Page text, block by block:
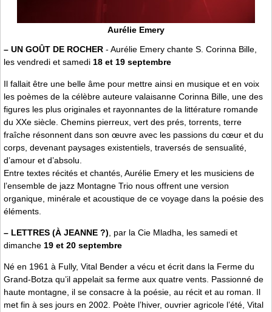
Aurélie Emery
– UN GOÛT DE ROCHER - Aurélie Emery chante S. Corinna Bille,
les vendredi et samedi 18 et 19 septembre
Il fallait être une belle âme pour mettre ainsi en musique et en voix
les poèmes de la célèbre auteure valaisanne Corinna Bille, une des
figures les plus originales et rayonnantes de la littérature romande
du XXe siècle. Chemins pierreux, vert des prés, torrents, terre
fraîche résonnent dans son œuvre avec les passions du cœur et du
corps, devenant paysages existentiels, traversés de sensualité,
d’amour et d’absolu.
Entre textes récités et chantés, Aurélie Emery et les musiciens de
l’ensemble de jazz Montagne Trio nous offrent une version
organique, minérale et acoustique de ce voyage dans la poésie des
éléments.
– LETTRES (À JEANNE ?) , par la Cie Mladha, les samedi et
dimanche 19 et 20 septembre
Né en 1961 à Fully, Vital Bender a vécu et écrit dans la Ferme du
Grand-Botza qu’il appelait sa ferme aux quatre vents. Passionné de
haute montagne, il se consacre à la poésie, au récit et au roman. Il
met fin à ses jours en 2002. Poète l’hiver, ouvrier agricole l’été, Vital